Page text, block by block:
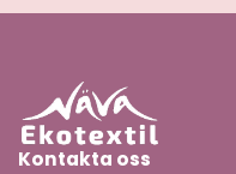
Kontakta oss